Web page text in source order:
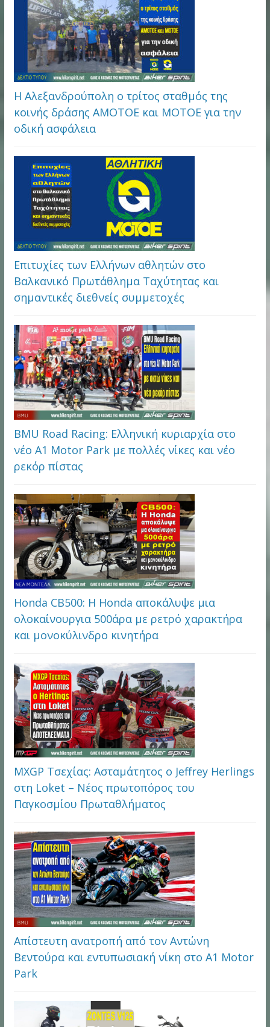
Η Αλεξανδρούπολη ο τρίτος σταθμός της
κοινής δράσης ΑΜΟΤΟΕ και ΜΟΤΟΕ για την
οδική ασφάλεια
Επιτυχίες των Ελλήνων αθλητών στο
Βαλκανικό Πρωτάθλημα Ταχύτητας και
σημαντικές διεθνείς συμμετοχές
BMU Road Racing: Ελληνική κυριαρχία στο
νέο A1 Motor Park με πολλές νίκες και νέο
ρεκόρ πίστας
Honda CB500: Η Honda αποκάλυψε μια
ολοκαίνουργια 500άρα με ρετρό χαρακτήρα
και μονοκύλινδρο κινητήρα
MXGP Τσεχίας: Ασταμάτητος ο Jeffrey Herlings
στη Loket – Νέος πρωτοπόρος του
Παγκοσμίου Πρωταθλήματος
Απίστευτη ανατροπή από τον Αντώνη
Βεντούρα και εντυπωσιακή νίκη στο A1 Motor
Park